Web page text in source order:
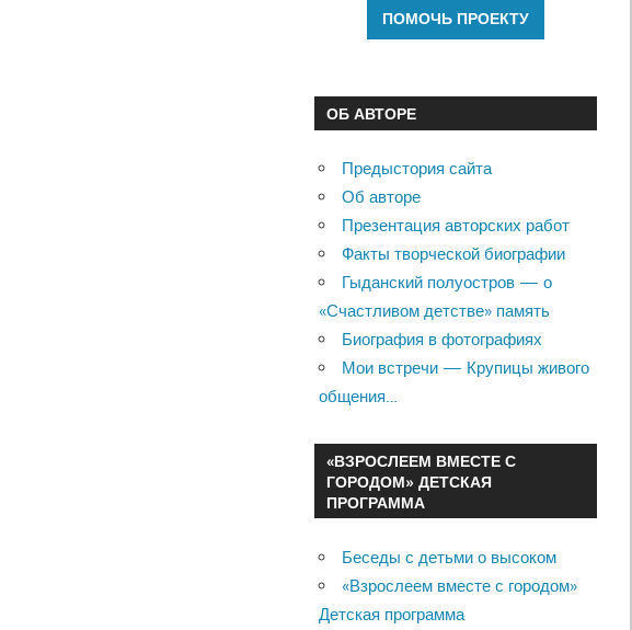
ОБ АВТОРЕ
Предыстория сайта
Об авторе
Презентация авторских работ
Факты творческой биографии
Гыданский полуостров — о
«Счастливом детстве» память
Биография в фотографиях
Мои встречи — Крупицы живого
общения…
«ВЗРОСЛЕЕМ ВМЕСТЕ С
ГОРОДОМ» ДЕТСКАЯ
ПРОГРАММА
Беседы с детьми о высоком
«Взрослеем вместе с городом»
Детская программа